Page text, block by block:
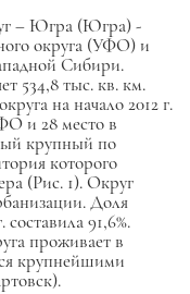
– Югра (Югра) -
округа (УФО) и
Сибири.
534,8 тыс. кв. км.
на начало 2012 г.
и 28 место в
крупный по
которого
(Рис. 1). Округ
Доля
составила 91,6%.
проживает в
крупнейшими